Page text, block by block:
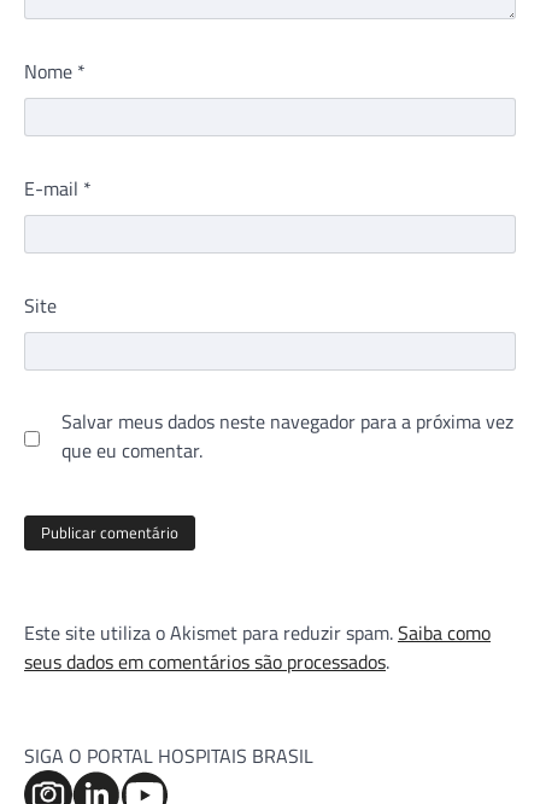
Nome *
E-mail *
Site
Salvar meus dados neste navegador para a próxima vez
que eu comentar.
Este site utiliza o Akismet para reduzir spam.Saiba como
seus dados em comentários são processados.
SIGA O PORTAL HOSPITAIS BRASIL